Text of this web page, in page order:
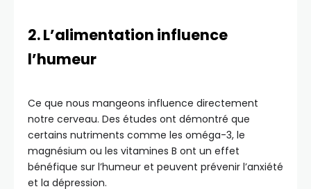
2. L’alimentation influence
l’humeur
Ce que nous mangeons influence directement
notre cerveau. Des études ont démontré que
certains nutriments comme les oméga-3, le
magnésium ou les vitamines B ont un effet
bénéfique sur l’humeur et peuvent prévenir l’anxiété
et la dépression.